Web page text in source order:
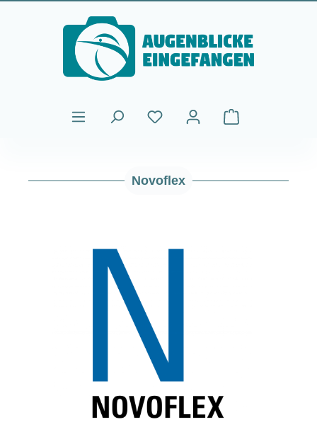
Passer au contenu principal
Le panier
Novoflex